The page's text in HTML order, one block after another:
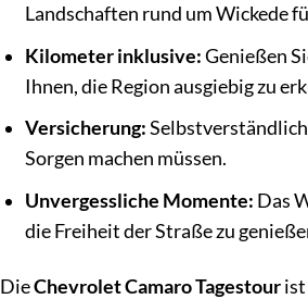
Landschaften rund um Wickede
Kilometer inklusive:Genießen
Ihnen, die Region ausgiebig zu
Versicherung:
Sorgen machen müssen.
Unvergessliche Momente: Das
die Freiheit der Straße zu
DieChevrolet Camaro Tagestourist